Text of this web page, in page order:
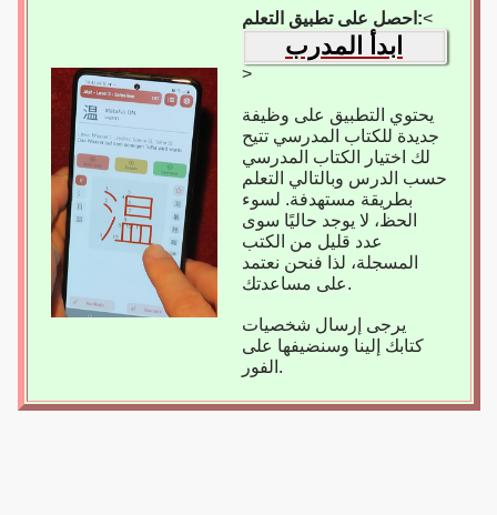
احصل على تطبيق التعلم:<
ابدأ المدرب
>
يحتوي التطبيق على وظيفة
جديدة للكتاب المدرسي تتيح
لك اختيار الكتاب المدرسي
حسب الدرس وبالتالي التعلم
بطريقة مستهدفة. لسوء
الحظ، لا يوجد حاليًا سوى
عدد قليل من الكتب
المسجلة، لذا فنحن نعتمد
على مساعدتك.
يرجى إرسال شخصيات
كتابك إلينا وسنضيفها على
الفور.